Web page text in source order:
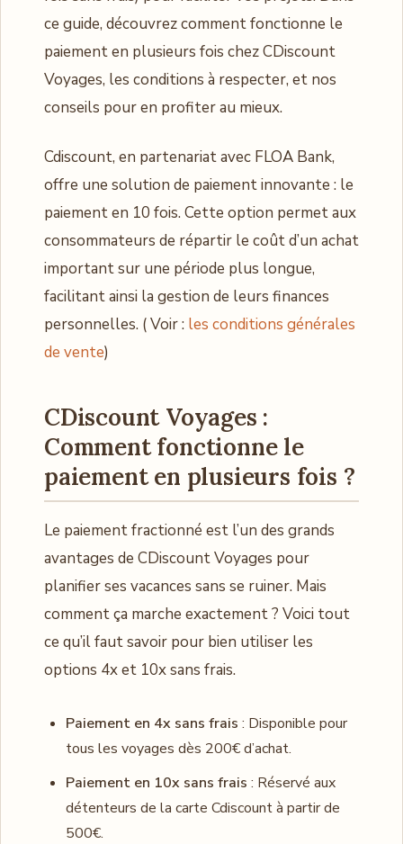
ce guide, découvrez comment fonctionne le
paiement en plusieurs fois chez CDiscount
Voyages, les conditions à respecter, et nos
conseils pour en profiter au mieux.
Cdiscount, en partenariat avec FLOA Bank,
offre une solution de paiement innovante : le
paiement en 10 fois. Cette option permet aux
consommateurs de répartir le coût d’un achat
important sur une période plus longue,
facilitant ainsi la gestion de leurs finances
personnelles. ( Voir : les conditions générales
de vente)
CDiscount Voyages :
Comment fonctionne le
paiement en plusieurs fois ?
Le paiement fractionné est l’un des grands
avantages de CDiscount Voyages pour
planifier ses vacances sans se ruiner. Mais
comment ça marche exactement ? Voici tout
ce qu’il faut savoir pour bien utiliser les
options 4x et 10x sans frais.
Paiement en 4x sans frais : Disponible pour
tous les voyages dès 200€ d’achat.
Paiement en 10x sans frais : Réservé aux
détenteurs de la carte Cdiscount à partir de
500€.